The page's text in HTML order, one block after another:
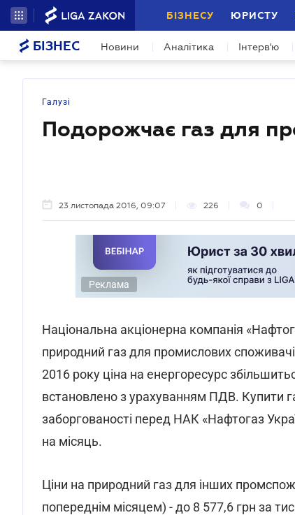
БІЗНЕСУ ЮРИСТУ
БІЗНЕС Новини Аналітика Інтерв'ю
Галузі
Подорожчає газ для
23 листопада 2016, 09:07 226 0
Реклама
Національна акціонерна компанія
природний газ для промислових
2016 року ціна на енергоресурс
встановлено з урахуванням ПДВ. Купити
заборгованості перед НАК «Нафтогаз
на місяць.
Ціни на природний газ для інших
попереднім місяцем) - до 8 577,6 грн за